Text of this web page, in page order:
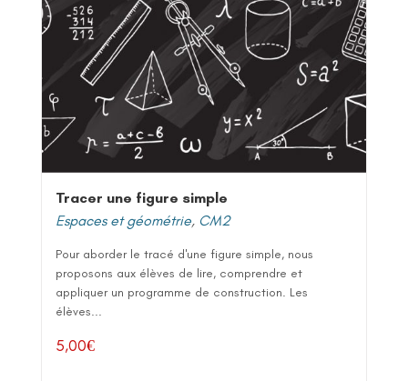
Tracer une figure simple
Espaces et géométrie, CM2
Pour aborder le tracé d'une figure simple, nous
proposons aux élèves de lire, comprendre et
appliquer un programme de construction. Les
élèves...
5,00€